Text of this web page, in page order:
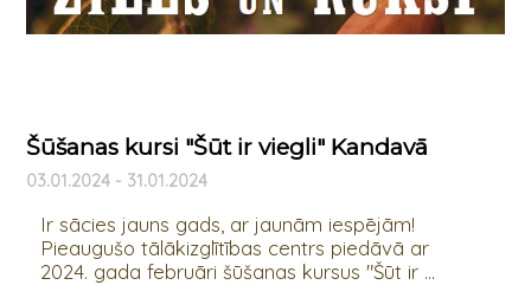
Šūšanas kursi "Šūt ir viegli" Kandavā
03.01.2024 - 31.01.2024
Ir sācies jauns gads, ar jaunām iespējām!
Pieaugušo tālākizglītības centrs piedāvā ar
2024. gada februāri šūšanas kursus "Šūt ir ...